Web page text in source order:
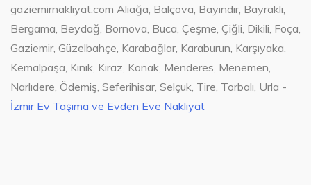
gaziemirnakliyat.com Aliağa, Balçova, Bayındır, Bayraklı,
Bergama, Beydağ, Bornova, Buca, Çeşme, Çiğli, Dikili, Foça,
Gaziemir, Güzelbahçe, Karabağlar, Karaburun, Karşıyaka,
Kemalpaşa, Kınık, Kiraz, Konak, Menderes, Menemen,
Narlıdere, Ödemiş, Seferihisar, Selçuk, Tire, Torbalı, Urla -
İzmir Ev Taşıma ve Evden Eve Nakliyat